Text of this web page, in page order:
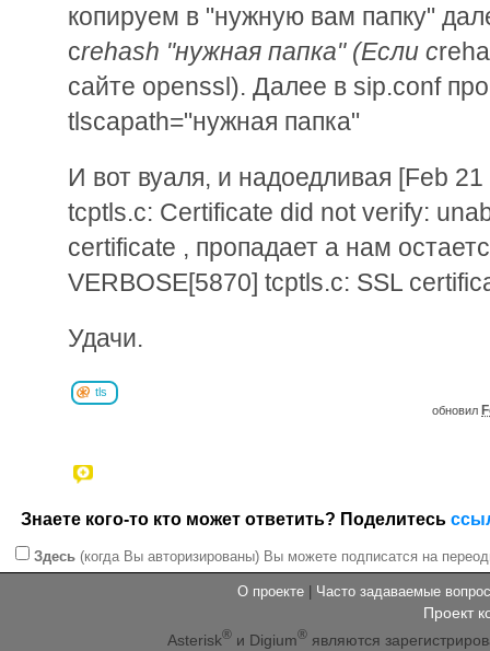
копируем в "нужную вам папку"
crehash "нужная папка" (Если c
сайте openssl). Далее в sip.conf
tlscapath="нужная папка"
И вот вуаля, и надоедливая [Feb
tcptls.c: Certificate did not verify:
certificate , пропадает а нам
VERBOSE[5870] tcptls.c: SSL
Удачи.
tls
обновил
Знаете кого-то кто может ответить? Поделитесь
Здесь (когда Вы авторизированы) Вы можете подписатся на
О проекте Часто задаваемые
Проект
Asterisk® и Digium® являются